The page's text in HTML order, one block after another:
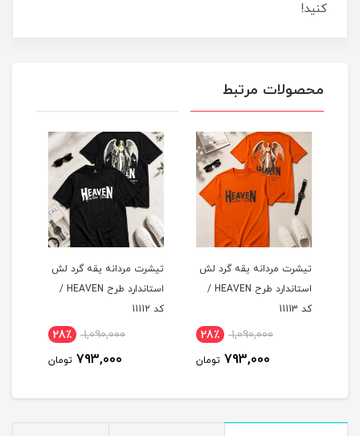
کنید!
محصولات مرتبط
تیشرت مردانه یقه گرد لش
استاندارد طرح HEAVEN /
کد 11113
1,090,000 28٪
793,000 تومان
تیشرت مردانه یقه گرد لش
استاندارد طرح HEAVEN /
کد 11112
1,090,000 28٪
793,000 تومان